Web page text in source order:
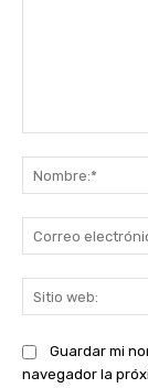
Guardar mi
navegador la